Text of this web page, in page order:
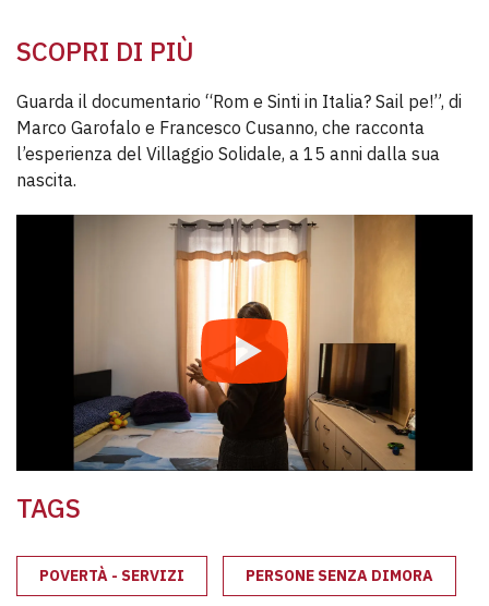
SCOPRI DI PIÙ
Guarda il documentario “Rom e Sinti in Italia? Sail pe!”, di
Marco Garofalo e Francesco Cusanno, che racconta
l’esperienza del Villaggio Solidale, a 15 anni dalla sua
nascita.
TAGS
POVERTÀ - SERVIZI PERSONE SENZA DIMORA